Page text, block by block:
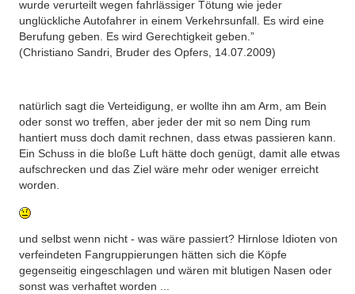
wurde verurteilt wegen fahrlässiger Tötung wie jeder
unglückliche Autofahrer in einem Verkehrsunfall. Es wird eine
Berufung geben. Es wird Gerechtigkeit geben.”
(Christiano Sandri, Bruder des Opfers, 14.07.2009)
natürlich sagt die Verteidigung, er wollte ihn am Arm, am Bein
oder sonst wo treffen, aber jeder der mit so nem Ding rum
hantiert muss doch damit rechnen, dass etwas passieren kann.
Ein Schuss in die bloße Luft hätte doch genügt, damit alle etwas
aufschrecken und das Ziel wäre mehr oder weniger erreicht
worden.
und selbst wenn nicht - was wäre passiert? Hirnlose Idioten von
verfeindeten Fangruppierungen hätten sich die Köpfe
gegenseitig eingeschlagen und wären mit blutigen Nasen oder
sonst was verhaftet worden ...